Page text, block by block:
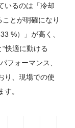
いるのは「冷却
とが明確になり
%）」が高く、
快適に動ける
フォーマンス、
り、現場での使
。